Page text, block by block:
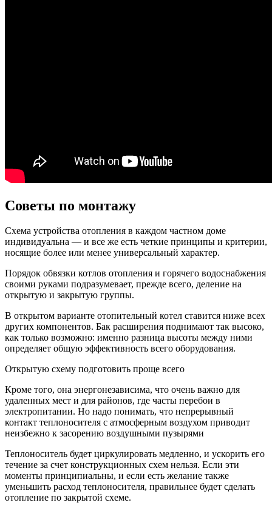
Советы по монтажу
Схема устройства отопления в каждом частном доме
индивидуальна — и все же есть четкие принципы и критерии,
носящие более или менее универсальный характер.
Порядок обвязки котлов отопления и горячего водоснабжения
своими руками подразумевает, прежде всего, деление на
открытую и закрытую группы.
В открытом варианте отопительный котел ставится ниже всех
других компонентов. Бак расширения поднимают так высоко,
как только возможно: именно разница высоты между ними
определяет общую эффективность всего оборудования.
Открытую схему подготовить проще всего
Кроме того, она энергонезависима, что очень важно для
удаленных мест и для районов, где часты перебои в
электропитании. Но надо понимать, что непрерывный
контакт теплоносителя с атмосферным воздухом приводит
неизбежно к засорению воздушными пузырями
Теплоноситель будет циркулировать медленно, и ускорить его
течение за счет конструкционных схем нельзя. Если эти
моменты принципиальны, и если есть желание также
уменьшить расход теплоносителя, правильнее будет сделать
отопление по закрытой схеме.